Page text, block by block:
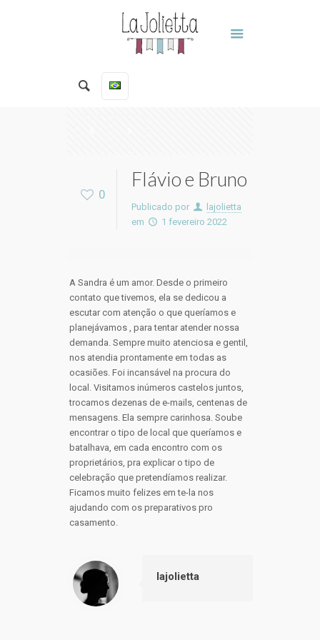
0
Flávio e Bruno
Publicado por
lajolietta
em
1 fevereiro 2022
A Sandra é um amor. Desde o primeiro
contato que tivemos, ela se dedicou a
escutar com atenção o que queríamos e
planejávamos , para tentar atender nossa
demanda. Sempre muito atenciosa e gentil,
nos atendia prontamente em todas as
ocasiões. Foi incansável na procura do
local. Visitamos inúmeros castelos juntos,
trocamos dezenas de e-mails, centenas de
mensagens. Ela sempre carinhosa. Soube
encontrar o tipo de local que queríamos e
batalhava, em cada encontro com os
proprietários, pra explicar o tipo de
celebração que pretendíamos realizar.
Ficamos muito felizes em te-la nos
ajudando com os preparativos pro
casamento.
lajolietta